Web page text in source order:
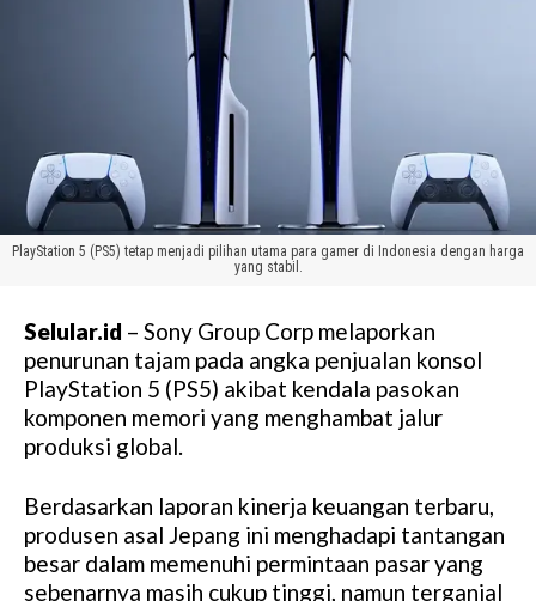
PlayStation 5 (PS5) tetap menjadi pilihan utama para gamer di Indonesia dengan harga
yang stabil.
Selular.id – Sony Group Corp melaporkan
penurunan tajam pada angka penjualan konsol
PlayStation 5 (PS5) akibat kendala pasokan
komponen memori yang menghambat jalur
produksi global.
Berdasarkan laporan kinerja keuangan terbaru,
produsen asal Jepang ini menghadapi tantangan
besar dalam memenuhi permintaan pasar yang
sebenarnya masih cukup tinggi, namun terganjal